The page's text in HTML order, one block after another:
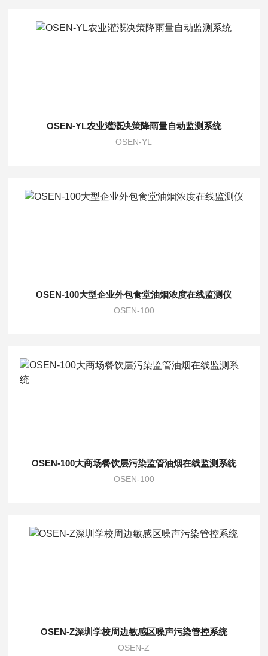
OSEN-YL农业灌溉决策降雨量自动监测系统
OSEN-YL
OSEN-100大型企业外包食堂油烟浓度在线监测仪
OSEN-100
OSEN-100大商场餐饮层污染监管油烟在线监测系统
OSEN-100
OSEN-Z深圳学校周边敏感区噪声污染管控系统
OSEN-Z